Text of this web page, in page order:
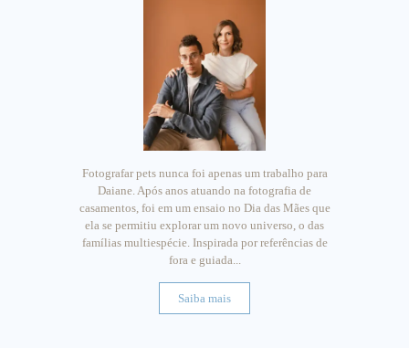
Fotografar pets nunca foi apenas um trabalho para
Daiane. Após anos atuando na fotografia de
casamentos, foi em um ensaio no Dia das Mães que
ela se permitiu explorar um novo universo, o das
famílias multiespécie. Inspirada por referências de
fora e guiada...
Saiba mais